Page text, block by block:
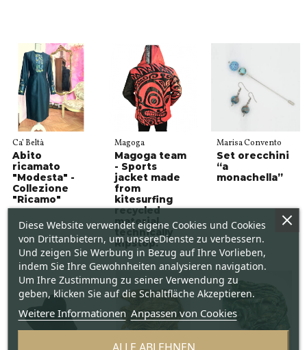
Ca’ Beltà
Abito
ricamato
"Modesta" -
Collezione
"Ricamo"
Magoga
Magoga team
- Sports
jacket made
from
kitesurfing
recycled
material,
technically
Ripstop.
Marisa Convento
Set orecchini
“a
monachella”
Diese Website verwendet eigene Cookies und Cookies
von Drittanbietern, um unsereDienste zu verbessern.
Und zeigen Sie Werbung in Bezug auf Ihre Vorlieben,
indem Sie Ihre Gewohnheiten analysieren navigation.
Um Ihre Zustimmung zu seiner Verwendung zu
geben, klicken Sie auf die Schaltfläche Akzeptieren.
Weitere Informationen Anpassen von Cookies
ALLE ABLEHNEN